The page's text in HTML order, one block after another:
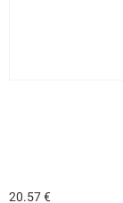
20.57€